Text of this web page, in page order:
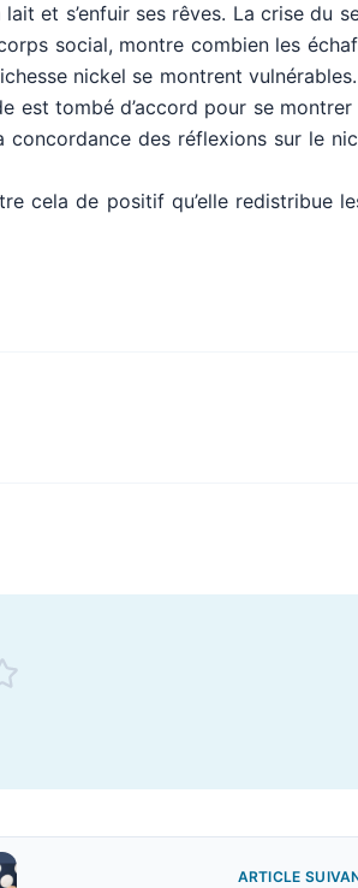
et s’enfuir ses rêves. La crise du
social, montre combien les
nickel se montrent vulnérables.
est tombé d’accord pour se
concordance des réflexions sur le
cela de positif qu’elle redistribue
ARTICLE